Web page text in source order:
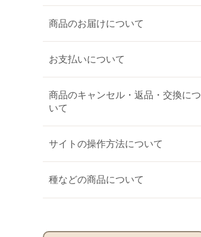
商品のお届けについて
お支払いについて
商品のキャンセル・返品・交換につ
いて
サイトの操作方法について
種などの商品について